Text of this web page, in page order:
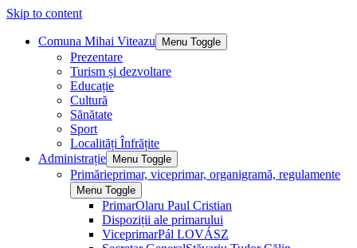
Skip to content
Comuna Mihai Viteazu Menu Toggle
Prezentare
Turism și dezvoltare
Educație
Cultură
Sănătate
Sport
Localități Înfrățite
Administrație
Menu Toggle
Primărieprimar, viceprimar, organigramă, regulamente
Menu Toggle
PrimarOlaru Paul Cristian
Dispoziții ale primarului
ViceprimarPál LOVÁSZ